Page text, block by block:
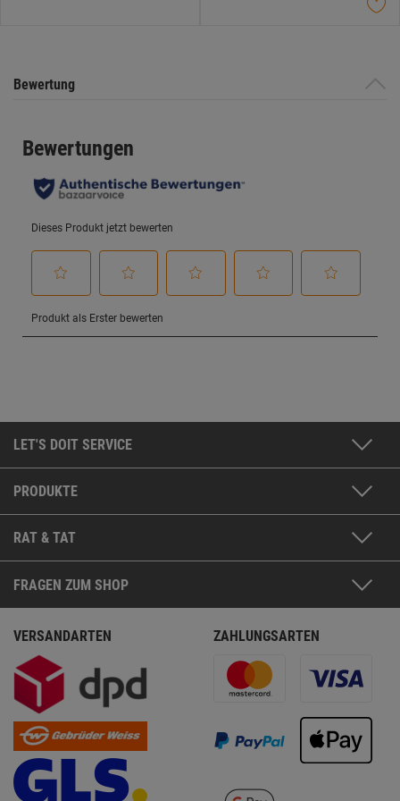
Bewertung
LET'S DOIT SERVICE
PRODUKTE
RAT & TAT
FRAGEN ZUM SHOP
VERSANDARTEN ZAHLUNGSARTEN